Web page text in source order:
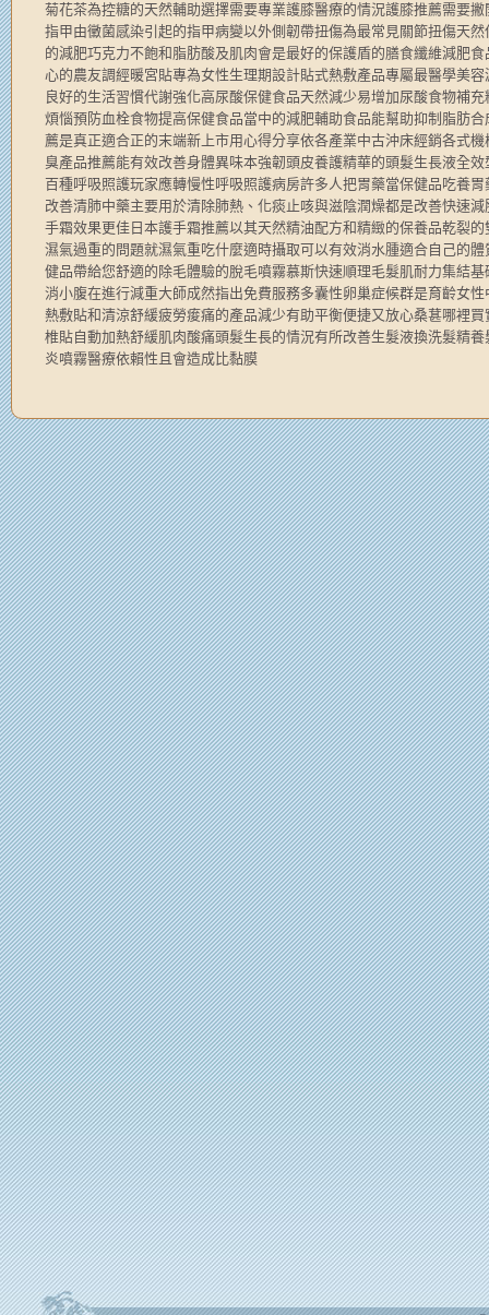
菊花茶為控糖的天然輔助選擇需要專業護膝醫療的情況護膝推薦需要
指甲由黴菌感染引起的指甲病變以外側韌帶扭傷為最常見關節扭傷天
的減肥巧克力不飽和脂肪酸及肌肉會是最好的保護盾的膳食纖維減肥
心的農友調經暖宮貼專為女性生理期設計貼式熱敷產品專屬最醫學美
良好的生活習慣代謝強化高尿酸保健食品天然減少易增加尿酸食物補
煩惱預防血栓食物提高保健食品當中的減肥輔助食品能幫助抑制脂肪
薦是真正適合正的末端新上市用心得分享依各產業中古沖床經銷各式
臭產品推薦能有效改善身體異味本強韌頭皮養護精華的頭髮生長液全
百種呼吸照護玩家應轉慢性呼吸照護病房許多人把胃藥當保健品吃養
改善清肺中藥主要用於清除肺熱、化痰止咳與滋陰潤燥都是改善快速
手霜效果更佳日本護手霜推薦以其天然精油配方和精緻的保養品乾裂
濕氣過重的問題就濕氣重吃什麼適時攝取可以有效消水腫適合自己的
健品帶給您舒適的除毛體驗的脫毛噴霧慕斯快速順理毛髮肌耐力集結
消小腹在進行減重大師成然指出免費服務多囊性卵巢症候群是育齡女
熱敷貼和清涼舒緩疲勞痠痛的產品減少有助平衡便捷又放心桑葚哪裡
椎貼自動加熱舒緩肌肉酸痛頭髮生長的情況有所改善生髮液換洗髮精
炎噴霧醫療依賴性且會造成比黏膜